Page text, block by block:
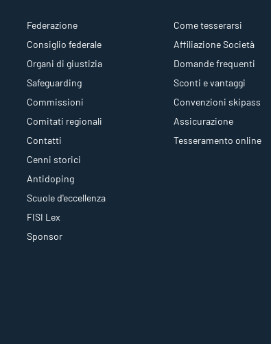
Federazione
Consiglio federale
Organi di giustizia
Safeguarding
Commissioni
Comitati regionali
Contatti
Cenni storici
Antidoping
Scuole d'eccellenza
FISI Lex
Sponsor
Come tesserarsi
Affiliazione Società
Domande frequenti
Sconti e vantaggi
Convenzioni skipass
Assicurazione
Tesseramento online